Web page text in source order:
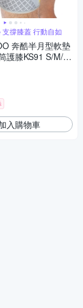
支撐膝蓋 行動自如
奔酷半月型軟墊
護膝KS91 S/M/L/
入購物車